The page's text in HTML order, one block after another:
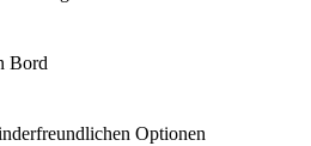
Bord
Optionen